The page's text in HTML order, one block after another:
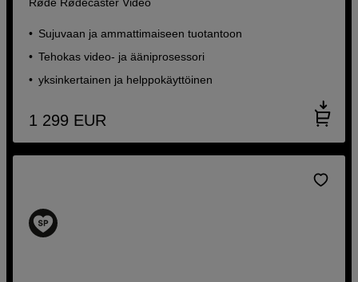
Sujuvaan ja ammattimaiseen tuotantoon
Tehokas video- ja ääniprosessori
yksinkertainen ja helppokäyttöinen
1 299 EUR